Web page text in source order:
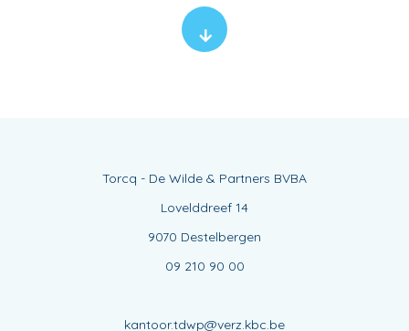
Torcq - De Wilde & Partners BVBA
Lovelddreef 14
9070 Destelbergen
09 210 90 00
kantoor.tdwp@verz.kbc.be